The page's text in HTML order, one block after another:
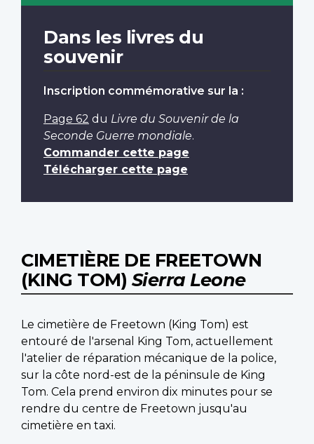
Dans les livres du
souvenir
Inscription commémorative sur la :
Page 62 du Livre du Souvenir de la
Seconde Guerre mondiale.
Commander cette page
Télécharger cette page
CIMETIÈRE DE FREETOWN
(KING TOM) Sierra Leone
Le cimetière de Freetown (King Tom) est
entouré de l'arsenal King Tom, actuellement
l'atelier de réparation mécanique de la police,
sur la côte nord-est de la péninsule de King
Tom. Cela prend environ dix minutes pour se
rendre du centre de Freetown jusqu'au
cimetière en taxi.